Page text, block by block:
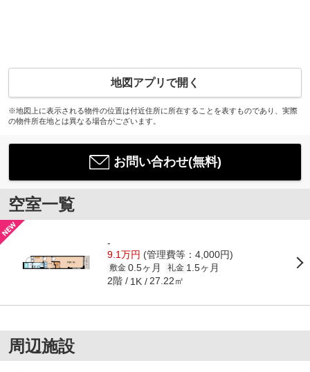
地図アプリで開く
※地図上に表示される物件の位置は付近住所に所在することを表すものであり、実際
の物件所在地とは異なる場合がございます。
お問い合わせ(無料)
空室一覧
-
9.1万円 (管理費等：4,000円)
敷金 0.5ヶ月 礼金 1.5ヶ月
2階 1K 27.22㎡
周辺施設